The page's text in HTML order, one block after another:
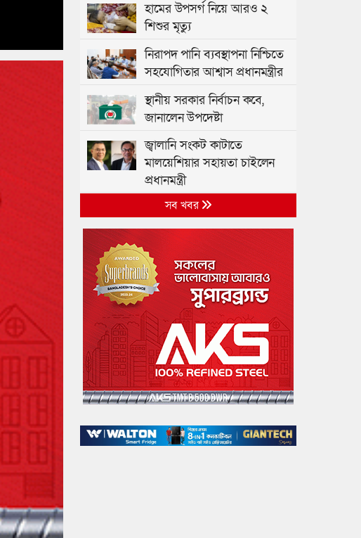
হামের উপসর্গ নিয়ে আরও ২
শিশুর মৃত্যু
নিরাপদ পানি ব্যবস্থাপনা নিশ্চিতে
সহযোগিতার আশ্বাস প্রধানমন্ত্রীর
স্থানীয় সরকার নির্বাচন কবে,
জানালেন উপদেষ্টা
জ্বালানি সংকট কাটাতে
মালয়েশিয়ার সহায়তা চাইলেন
প্রধানমন্ত্রী
আনসার-ভিডিপি উন্নয়ন ব্যাংকে
অনলাইন কোর ব্যাংকিং সল্যুশন
(CBS) বাস্তবায়নের প্রকল্প
উদ্বোধনী সভা অনুষ্ঠিত
৯৩ শিক্ষানবিশ এএসপিকে
বদলি, তালিকা প্রকাশ
৩ শর্তে লাইসেন্স ফিরে পেল
আদ্-দ্বীন হাসপাতাল
বাংলাদেশ ঔষুধ ব্যবসায়ী
গণতান্ত্রিক ঐক্য পরিষদের
সব খবর